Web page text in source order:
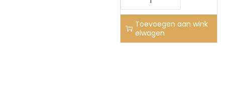
Toevoegen aan wink
elwagen